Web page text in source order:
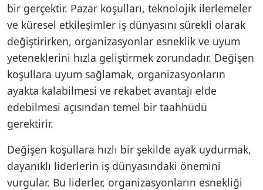
bir gerçektir. Pazar koşulları, teknolojik ilerlemeler
ve küresel etkileşimler iş dünyasını sürekli olarak
değiştirirken, organizasyonlar esneklik ve uyum
yeteneklerini hızla geliştirmek zorundadır. Değişen
koşullara uyum sağlamak, organizasyonların
ayakta kalabilmesi ve rekabet avantajı elde
edebilmesi açısından temel bir taahhüdü
gerektirir.
Değişen koşullara hızlı bir şekilde ayak uydurmak,
dayanıklı liderlerin iş dünyasındaki önemini
vurgular. Bu liderler, organizasyonların esnekliği